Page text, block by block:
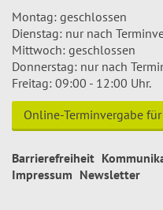
Montag: geschlossen
Dienstag: nur nach
Mittwoch: geschlossen
Donnerstag: nur nach
Freitag: 09:00 - 12:00 Uhr.
Online-Terminvergabe
Barrierefreiheit
Impressum Newsletter